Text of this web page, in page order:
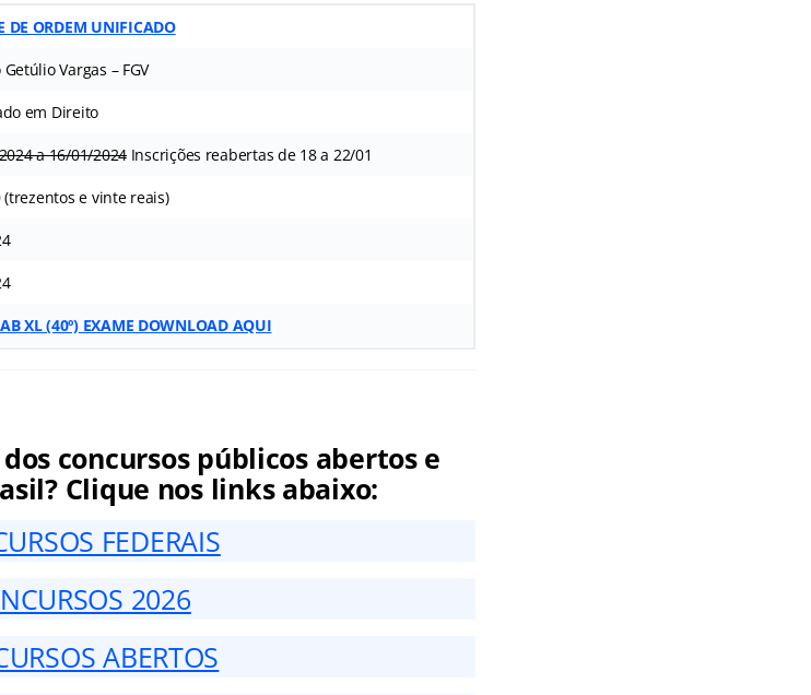
DE ORDEM UNIFICADO
Vargas – FGV
em Direito
a 16/01/2024Inscrições reabertas de 18 a 22/01
(trezentos e vinte reais)
XL (40º)EXAME DOWNLOAD AQUI
concursos públicos abertos e
Clique nos links abaixo:
FEDERAIS
2026
ABERTOS